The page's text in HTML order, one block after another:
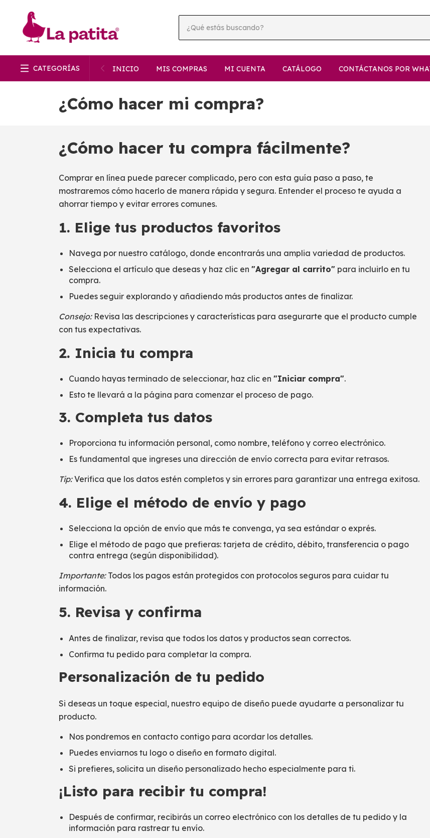
CATEGORÍAS INICIO MIS COMPRAS MI CUENTA CATÁLOGO CONTÁCTANOS POR
¿Cómo hacer mi compra?
¿Cómo hacer tu compra fácilmente?
Comprar en línea puede parecer complicado, pero con esta guía paso a paso, te
mostraremos cómo hacerlo de manera rápida y segura. Entender el proceso te ayuda a
ahorrar tiempo y evitar errores comunes.
1. Elige tus productos favoritos
Navega por nuestro catálogo, donde encontrarás una amplia variedad de productos.
Selecciona el artículo que deseas y haz clic en "Agregar al carrito" para incluirlo en tu
compra.
Puedes seguir explorando y añadiendo más productos antes de finalizar.
Consejo:Revisa las descripciones y características para asegurarte que el producto cumple
con tus expectativas.
2. Inicia tu compra
Cuando hayas terminado de seleccionar, haz clic en "Iniciar compra".
Esto te llevará a la página para comenzar el proceso de pago.
3. Completa tus datos
Proporciona tu información personal, como nombre, teléfono y correo electrónico.
Es fundamental que ingreses una dirección de envío correcta para evitar retrasos.
Tip:Verifica que los datos estén completos y sin errores para garantizar una entrega exitosa.
4. Elige el método de envío y pago
Selecciona la opción de envío que más te convenga, ya sea estándar o exprés.
Elige el método de pago que prefieras: tarjeta de crédito, débito, transferencia o pago
contra entrega (según disponibilidad).
Importante:Todos los pagos están protegidos con protocolos seguros para cuidar tu
información.
5. Revisa y confirma
Antes de finalizar, revisa que todos los datos y productos sean correctos.
Confirma tu pedido para completar la compra.
Personalización de tu pedido
Si deseas un toque especial, nuestro equipo de diseño puede ayudarte a personalizar tu
producto.
Nos pondremos en contacto contigo para acordar los detalles.
Puedes enviarnos tu logo o diseño en formato digital.
Si prefieres, solicita un diseño personalizado hecho especialmente para ti.
¡Listo para recibir tu compra!
Después de confirmar, recibirás un correo electrónico con los detalles de tu pedido y la
información para rastrear tu envío.